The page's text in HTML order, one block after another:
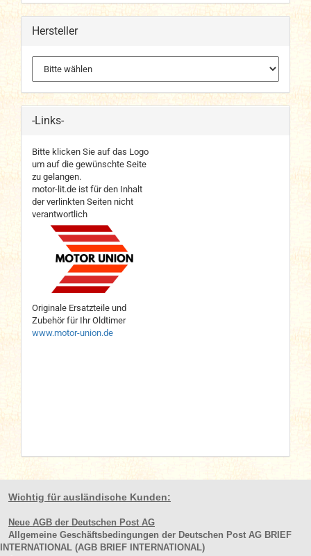
Hersteller
-Links-
Bitte klicken Sie auf das Logo
um auf die gewünschte Seite
zu gelangen.
motor-lit.de ist für den Inhalt
der verlinkten Seiten nicht
verantwortlich
Originale Ersatzteile und
Zubehör für Ihr Oldtimer
www.motor-union.de
Wichtig für ausländische Kunden:
Neue AGB der Deutschen Post AG
Allgemeine Geschäftsbedingungen der Deutschen Post AG BRIEF
INTERNATIONAL (AGB BRIEF INTERNATIONAL)